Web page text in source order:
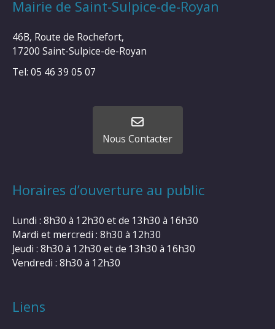
Mairie de Saint-Sulpice-de-Royan
46B, Route de Rochefort,
17200 Saint-Sulpice-de-Royan
Tel: 05 46 39 05 07
Nous Contacter
Horaires d’ouverture au public
Lundi : 8h30 à 12h30 et de 13h30 à 16h30
Mardi et mercredi : 8h30 à 12h30
Jeudi : 8h30 à 12h30 et de 13h30 à 16h30
Vendredi : 8h30 à 12h30
Liens